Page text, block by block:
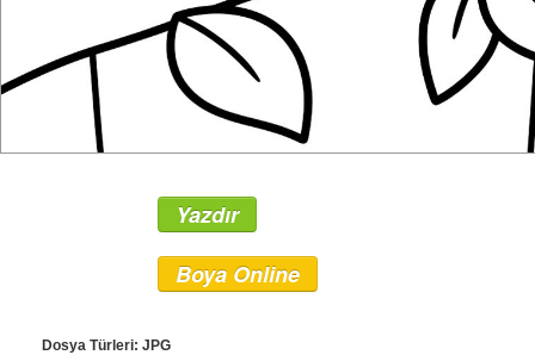
Yazdır
Boya Online
Dosya Türleri: JPG